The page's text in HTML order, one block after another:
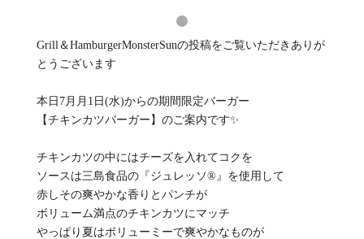
Grill＆HamburgerMonsterSunの投稿をご覧いただきありが
とうございます
本日7月月1日(水)からの期間限定バーガー
【チキンカツバーガー】のご案内です✨
チキンカツの中にはチーズを入れてコクを
ソースは三島食品の『ジュレッソ®』を使用して
赤しその爽やかな香りとパンチが
ボリューム満点のチキンカツにマッチ
やっぱり夏はボリューミーで爽やかなものが